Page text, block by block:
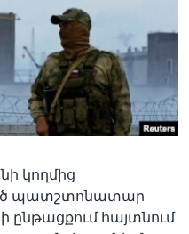
կողմից
պատշտոնատար
ընթացքում հայտնում